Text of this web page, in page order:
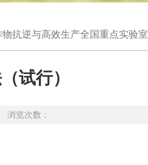
物抗逆与高效生产全国重点实验室
试行）
览次数：